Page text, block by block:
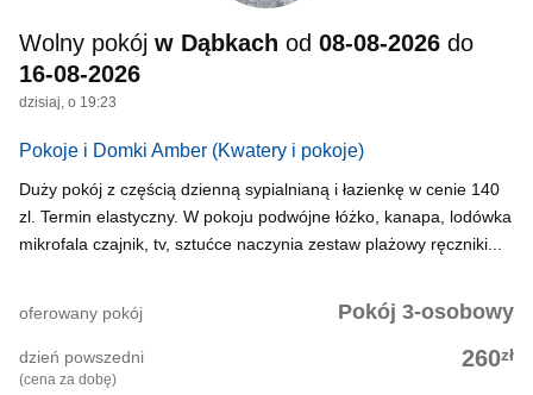
Wolny pokój w Dąbkach od 08-08-2026 do
16-08-2026
dzisiaj, o 19:23
Pokoje i Domki Amber (Kwatery i pokoje)
Duży pokój z częścią dzienną sypialnianą i łazienkę w cenie 140
zl. Termin elastyczny. W pokoju podwójne łóżko, kanapa, lodówka
mikrofala czajnik, tv, sztućce naczynia zestaw plażowy ręczniki...
Pokój 3-osobowy
oferowany pokój
260zł
dzień powszedni
(cena za dobę)